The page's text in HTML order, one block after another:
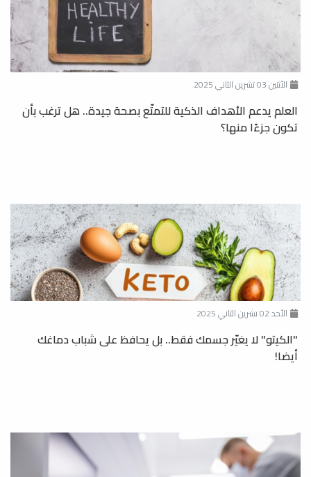
الأثنين 03 تشرين الثاني 2025
العلم يدعم الأهداف الذكية للتمتّع بصحة جيدة.. هل ترغب بأن
تكون جزءًا منها؟
الأحد 02 تشرين الثاني 2025
"الكيتو" لا يغيّر جسمك فقط.. بل يحافظ على شباب دماغك
أيضا!